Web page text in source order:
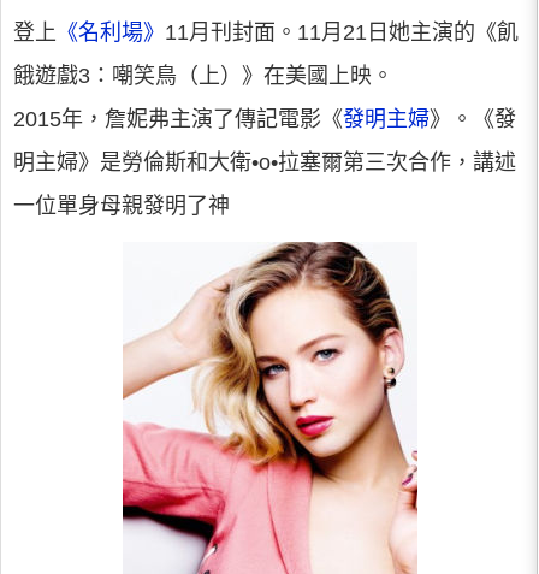
登上 《名利場》 11月刊封面。11月21日她主演的《飢
餓遊戲3：嘲笑鳥（上）》在美國上映。
2015年，詹妮弗主演了傳記電影《發明主婦》。《發
明主婦》是勞倫斯和大衛•o•拉塞爾第三次合作，講述
一位單身母親發明了神